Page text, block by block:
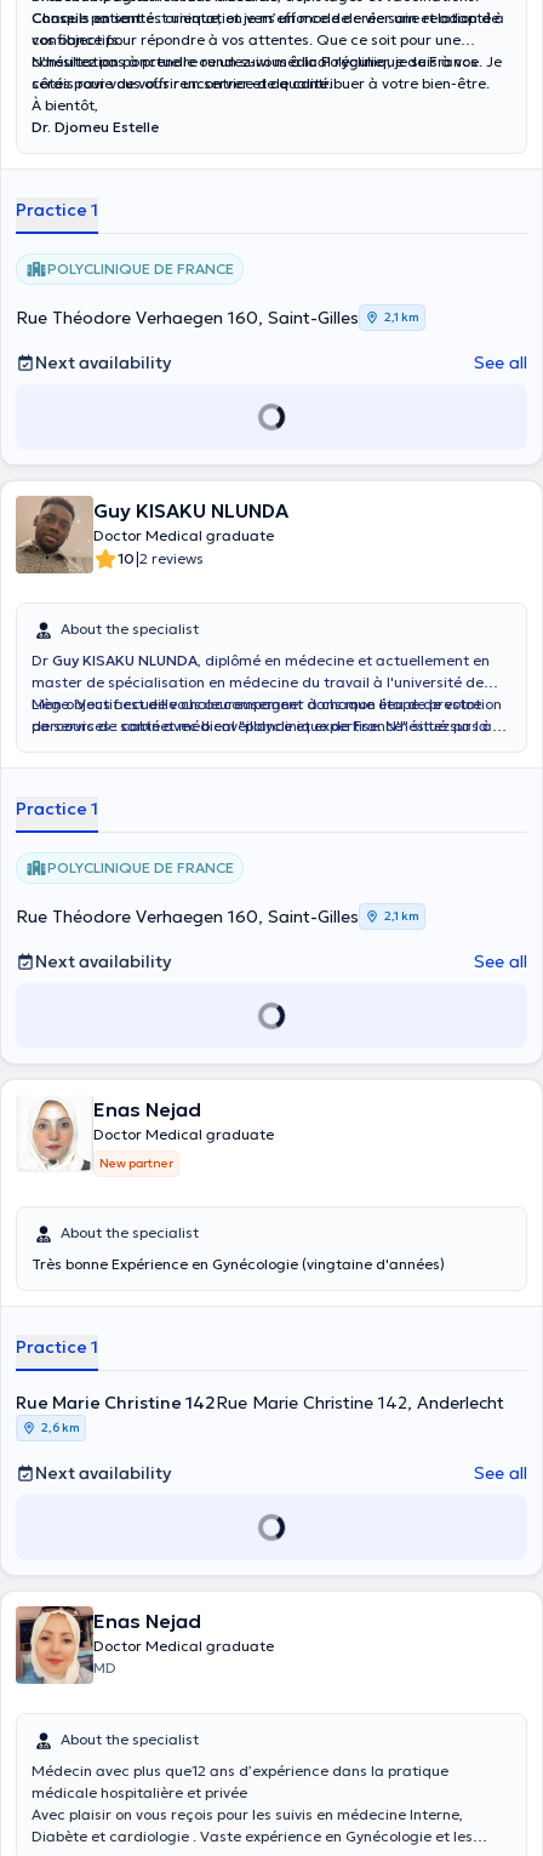
Conseils en santé: orientation vers un mode de vie sain et adapté à
vos objectifs.
Chaque patient est unique, et je m’efforce de créer une relation de
confiance pour répondre à vos attentes. Que ce soit pour une
consultation ponctuelle ou un suivi médical régulier, je suis à vos
côtés pour vous offrir un service de qualité.
N’hésitez pas à prendre rendez-vous à la Polyclinique de France. Je
serais ravie de vous rencontrer et de contribuer à votre bien-être.
À bientôt,
Dr. Djomeu Estelle
Practice 1
POLYCLINIQUE DE FRANCE
Rue Théodore Verhaegen 160, Saint-Gilles 2,1 km
Next availability See all
Guy KISAKU NLUNDA
Doctor Medical graduate
10|2 reviews
About the specialist
Dr Guy KISAKU NLUNDA, diplômé en médecine et actuellement en
master de spécialisation en médecine du travail à l'université de
Liège. Vous accueille chaleureusement dans mon lieu de prestation
de services : cabinet médical "polyclinique de France" situé sur la
Mon objectif est de vous accompagner à chaque étape de votre
parcours de santé avec bienveillance et expertise. N'hésitez pas à
Practice 1
POLYCLINIQUE DE FRANCE
Rue Théodore Verhaegen 160, Saint-Gilles 2,1 km
Next availability See all
Enas Nejad
Doctor Medical graduate
New partner
About the specialist
Très bonne Expérience en Gynécologie (vingtaine d'années)
Practice 1
Rue Marie Christine 142Rue Marie Christine 142, Anderlecht
2,6 km
Next availability See all
Enas Nejad
Doctor Medical graduate
MD
About the specialist
Médecin avec plus que12 ans d’expérience dans la pratique
médicale hospitalière et privée
Avec plaisir on vous reçois pour les suivis en médecine Interne,
Diabète et cardiologie . Vaste expérience en Gynécologie et les